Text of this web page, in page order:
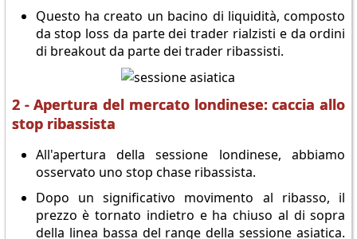
Questo ha creato un bacino di liquidità, composto
da stop loss da parte dei trader rialzisti e da ordini
di breakout da parte dei trader ribassisti.
2 - Apertura del mercato londinese: caccia allo
stop ribassista
All'apertura della sessione londinese, abbiamo
osservato uno stop chase ribassista.
Dopo un significativo movimento al ribasso, il
prezzo è tornato indietro e ha chiuso al di sopra
della linea bassa del range della sessione asiatica.